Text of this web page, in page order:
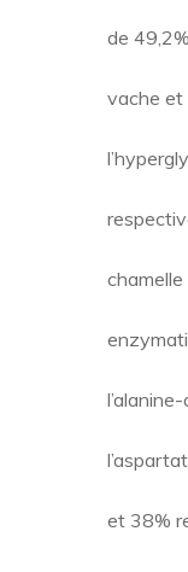
de
vache et
et 38%